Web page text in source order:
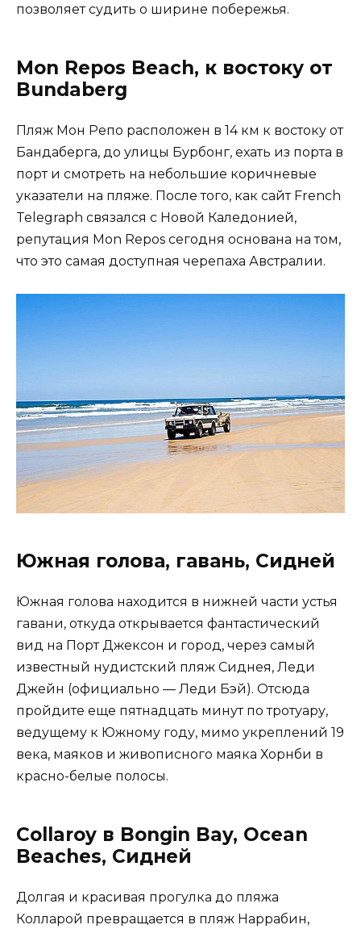
позволяет судить о ширине побережья.
Mon Repos Beach, к востоку от
Bundaberg
Пляж Мон Репо расположен в 14 км к востоку от
Бандаберга, до улицы Бурбонг, ехать из порта в
порт и смотреть на небольшие коричневые
указатели на пляже. После того, как сайт French
Telegraph связался с Новой Каледонией,
репутация Mon Repos сегодня основана на том,
что это самая доступная черепаха Австралии.
Южная голова, гавань, Сидней
Южная голова находится в нижней части устья
гавани, откуда открывается фантастический
вид на Порт Джексон и город, через самый
известный нудистский пляж Сиднея, Леди
Джейн (официально — Леди Бэй). Отсюда
пройдите еще пятнадцать минут по тротуару,
ведущему к Южному году, мимо укреплений 19
века, маяков и живописного маяка Хорнби в
красно-белые полосы.
Collaroy в Bongin Bay, Ocean
Beaches, Сидней
Долгая и красивая прогулка до пляжа
Колларой превращается в пляж Наррабин,